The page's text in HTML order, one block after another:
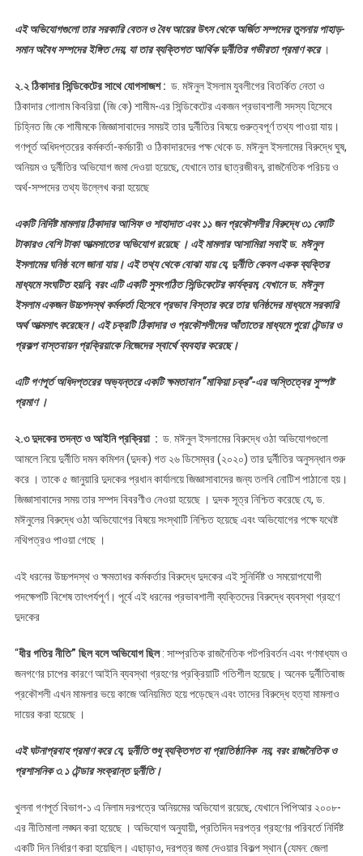
এই অভিযোগগুলো তার সরকারি বেতন ও বৈধ আয়ের উৎস থেকে অর্জিত সম্পদের তুলনায় পাহাড়-
সমান অবৈধ সম্পদের ইঙ্গিত দেয়, যা তার ব্যক্তিগত আর্থিক দুর্নীতির গভীরতা প্রমাণ করে।
২.২ ঠিকাদার সিন্ডিকেটের সাথে যোগসাজশ : ড. মঈনুল ইসলাম যুবলীগের বিতর্কিত নেতা ও
ঠিকাদার গোলাম কিবরিয়া (জি কে) শামীম-এর সিন্ডিকেটের একজন প্রভাবশালী সদস্য হিসেবে
চিহ্নিত জি কে শামীমকে জিজ্ঞাসাবাদের সময়ই তার দুর্নীতির বিষয়ে গুরুত্বপূর্ণ তথ্য পাওয়া যায়।
গণপূর্ত অধিদপ্তরের কর্মকর্তা-কর্মচারী ও ঠিকাদারদের পক্ষ থেকে ড. মঈনুল ইসলামের বিরুদ্ধে ঘুষ,
অনিয়ম ও দুর্নীতির অভিযোগ জমা দেওয়া হয়েছে, যেখানে তার ছাত্রজীবন, রাজনৈতিক পরিচয় ও
অর্থ-সম্পদের তথ্য উল্লেখ করা হয়েছে
একটি নির্দিষ্ট মামলায় ঠিকাদার আসিফ ও শাহাদাত এবং ১১ জন প্রকৌশলীর বিরুদ্ধে ৩১ কোটি
টাকারও বেশি টাকা আত্মসাতের অভিযোগ রয়েছে । এই মামলার আসামিরা সবাই ড. মঈনুল
ইসলামের ঘনিষ্ঠ বলে জানা যায়। এই তথ্য থেকে বোঝা যায় যে, দুর্নীতি কেবল একক ব্যক্তির
মাধ্যমে সংঘটিত হয়নি, বরং এটি একটি সুসংগঠিত সিন্ডিকেটের কার্যক্রম, যেখানে ড. মঈনুল
ইসলাম একজন উচ্চপদস্থ কর্মকর্তা হিসেবে প্রভাব বিস্তার করে তার ঘনিষ্ঠদের মাধ্যমে সরকারি
অর্থ আত্মসাৎ করেছেন। এই চক্রটি ঠিকাদার ও প্রকৌশলীদের আঁতাতের মাধ্যমে পুরো টেন্ডার ও
প্রকল্প বাস্তবায়ন প্রক্রিয়াকে নিজেদের স্বার্থে ব্যবহার করেছে।
এটি গণপূর্ত অধিদপ্তরের অভ্যন্তরে একটি ক্ষমতাবান “মাফিয়া চক্র”-এর অস্তিত্বের সুস্পষ্ট
প্রমাণ ।
২.৩ দুদকের তদন্ত ও আইনি প্রক্রিয়া : ড. মঈনুল ইসলামের বিরুদ্ধে ওঠা অভিযোগগুলো
আমলে নিয়ে দুর্নীতি দমন কমিশন (দুদক) গত ২৬ ডিসেম্বর (২০২০) তার দুর্নীতির অনুসন্ধান শুরু
করে । তাকে ৫ জানুয়ারি দুদকের প্রধান কার্যালয়ে জিজ্ঞাসাবাদের জন্য তলবি নোটিশ পাঠানো হয়।
জিজ্ঞাসাবাদের সময় তার সম্পদ বিবরণীও নেওয়া হয়েছে । দুদক সূত্র নিশ্চিত করেছে যে, ড.
মঈনুলের বিরুদ্ধে ওঠা অভিযোগের বিষয়ে সংস্থাটি নিশ্চিত হয়েছে এবং অভিযোগের পক্ষে যথেষ্ট
নথিপত্রও পাওয়া গেছে ।
এই ধরনের উচ্চপদস্থ ও ক্ষমতাধর কর্মকর্তার বিরুদ্ধে দুদকের এই সুনির্দিষ্ট ও সময়োপযোগী
পদক্ষেপটি বিশেষ তাৎপর্যপূর্ণ। পূর্বে এই ধরনের প্রভাবশালী ব্যক্তিদের বিরুদ্ধে ব্যবস্থা গ্রহণে
দুদকের
“ধীর গতির নীতি” ছিল বলে অভিযোগ ছিল: সাম্প্রতিক রাজনৈতিক পটপরিবর্তন এবং গণমাধ্যম ও
জনগণের চাপের কারণে আইনি ব্যবস্থা গ্রহণের প্রক্রিয়াটি গতিশীল হয়েছে। অনেক দুর্নীতিবাজ
প্রকৌশলী এখন মামলার ভয়ে কাজে অনিয়মিত হয়ে পড়েছেন এবং তাদের বিরুদ্ধে হত্যা মামলাও
দায়ের করা হয়েছে ।
এই ঘটনাপ্রবাহ প্রমাণ করে যে, দুর্নীতি শুধু ব্যক্তিগত বা প্রাতিষ্ঠানিক নয়, বরং রাজনৈতিক ও
প্রশাসনিক ৩.১ টেন্ডার সংক্রান্ত দুর্নীতি।
খুলনা গণপূর্ত বিভাগ-১ এ নিলাম দরপত্রে অনিয়মের অভিযোগ রয়েছে, যেখানে পিপিআর ২০০৮-
এর নীতিমালা লঙ্ঘন করা হয়েছে । অভিযোগ অনুযায়ী, প্রতিদিন দরপত্র গ্রহণের পরিবর্তে নির্দিষ্ট
একটি দিন নির্ধারণ করা হয়েছিল। এছাড়াও, দরপত্র জমা দেওয়ার বিকল্প স্থান (যেমন: জেলা